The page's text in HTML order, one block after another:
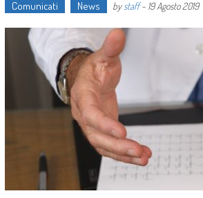
Comunicati News bystaff- 19 Agosto 2019